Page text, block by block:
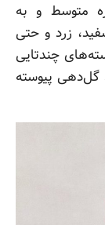
متوسط و به
زرد و حتی
چندتایی
گل‌دهی پیوسته